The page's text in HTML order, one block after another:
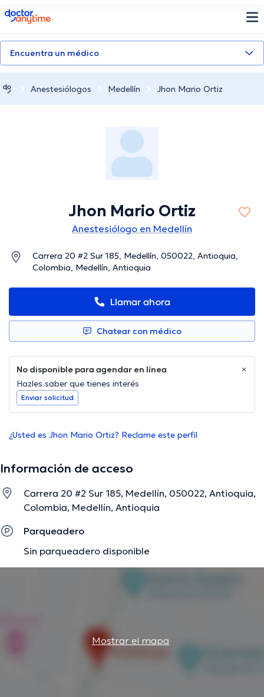
doctoranytime
Encuentra un médico
Anestesiólogos Medellín Jhon Mario Ortiz
Jhon Mario Ortiz
Anestesiólogo en Medellín
Carrera 20 #2 Sur 185, Medellín, 050022, Antioquia,
Colombia, Medellín, Antioquia
Llamar ahora
Chatear con médico
No disponible para agendar en línea
Hazles saber que tienes interés
Enviar solicitud
¿Usted es Jhon Mario Ortiz? Reclame este perfil
Información de acceso
Carrera 20 #2 Sur 185, Medellín, 050022, Antioquia,
Colombia, Medellín, Antioquia
Parqueadero
Sin parqueadero disponible
Mostrar el mapa